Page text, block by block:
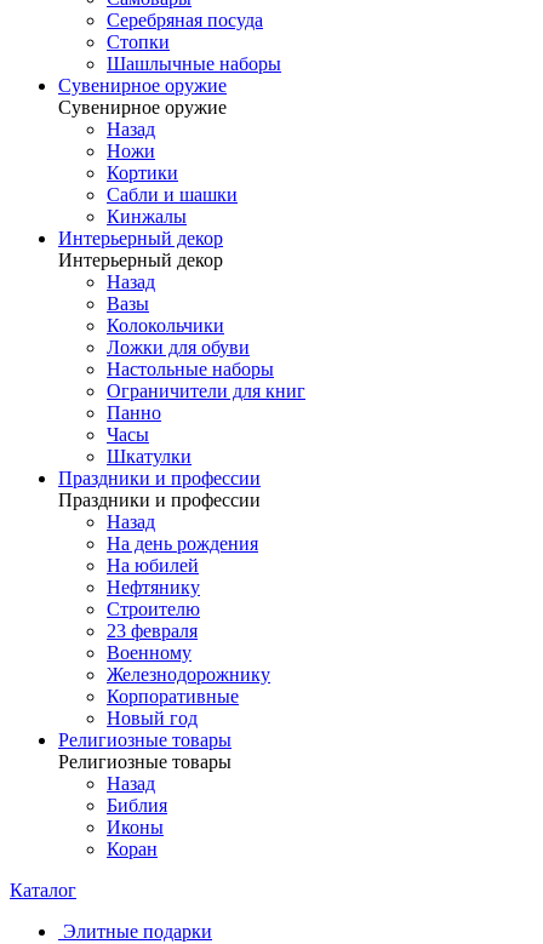
Серебряная посуда
Стопки
Шашлычные наборы
Сувенирное оружие
Сувенирное оружие
Назад
Ножи
Кортики
Сабли и шашки
Кинжалы
Интерьерный декор
Интерьерный декор
Назад
Вазы
Колокольчики
Ложки для обуви
Настольные наборы
Ограничители для книг
Панно
Часы
Шкатулки
Праздники и профессии
Праздники и профессии
Назад
На день рождения
На юбилей
Нефтянику
Строителю
23 февраля
Военному
Железнодорожнику
Корпоративные
Новый год
Религиозные товары
Религиозные товары
Назад
Библия
Иконы
Коран
Каталог
Элитные подарки